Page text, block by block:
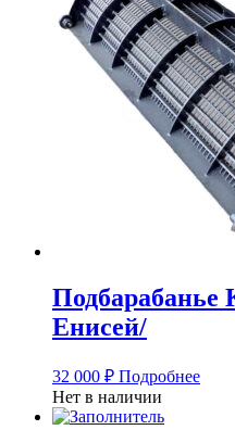
Енисей/
32 000 ₽ Подробнее
Нет в наличии